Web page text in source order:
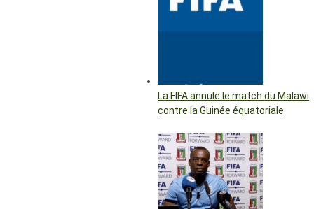
La FIFA annule le match du Malawi
contre la Guinée équatoriale